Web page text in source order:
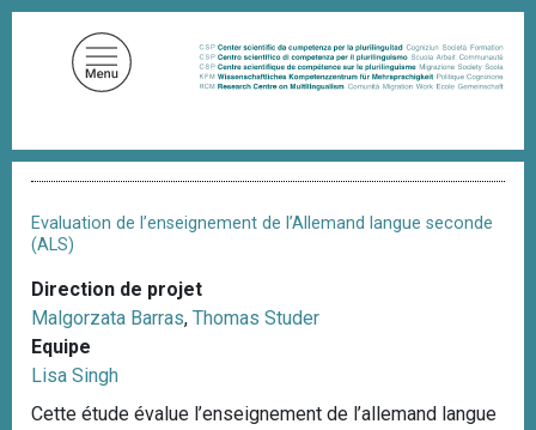
l
d
r
i
a
e
Evaluation de l’enseignement de l’Allemand langue seconde
(ALS)
Direction de projet
Malgorzata Barras, Thomas Studer
Equipe
Lisa Singh
Cette étude évalue l’enseignement de l’allemand langue